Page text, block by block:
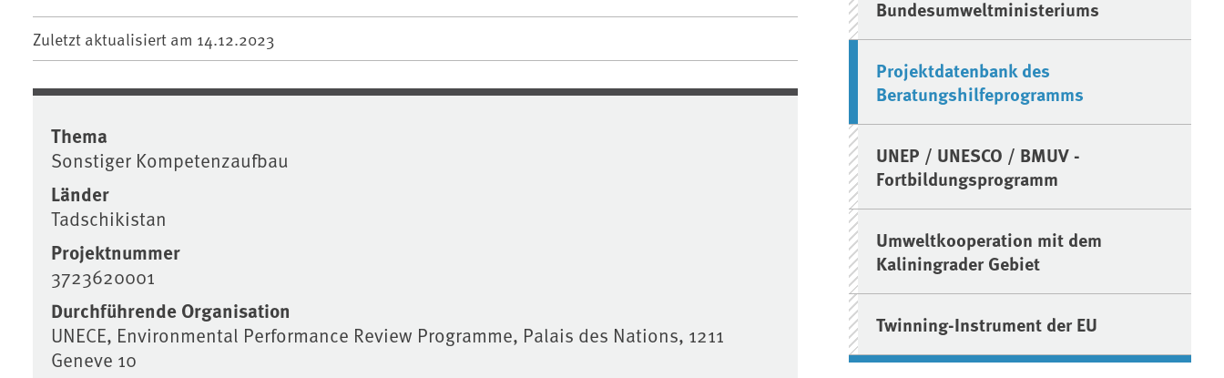
Zuletzt aktualisiert am 14.12.2023
Thema
Sonstiger Kompetenzaufbau
Länder
Tadschikistan
Projektnummer
3723620001
Durchführende Organisation
UNECE, Environmental Performance Review Programme, Palais des Nations, 1211
Geneve 10
Bundesumweltministeriums
Projektdatenbank des
Beratungshilfeprogramms
UNEP / UNESCO / BMUV -
Fortbildungsprogramm
Umweltkooperation mit dem
Kaliningrader Gebiet
Twinning-Instrument der EU